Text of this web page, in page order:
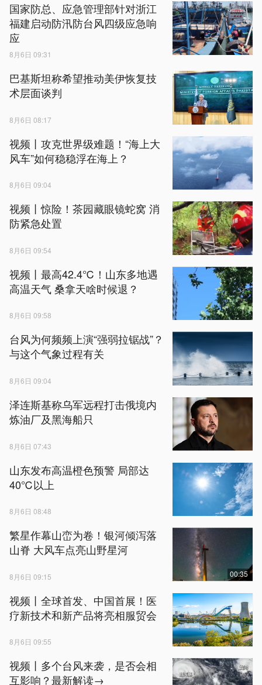
国家防总、应急管理部针对浙江
福建启动防汛防台风四级应急响
应
8月6日 09:31
巴基斯坦称希望推动美伊恢复技
术层面谈判
8月6日 08:17
视频丨攻克世界级难题！“海上大
风车”如何稳稳浮在海上？
8月6日 09:04
视频丨惊险！茶园藏眼镜蛇窝 消
防紧急处置
8月6日 09:54
视频丨最高42.4℃！山东多地遇
高温天气 桑拿天啥时候退？
8月6日 09:58
台风为何频频上演“强弱拉锯战”？
与这个气象过程有关
8月6日 09:04
泽连斯基称乌军远程打击俄境内
炼油厂及黑海船只
8月6日 07:43
山东发布高温橙色预警 局部达
40℃以上
8月6日 08:48
繁星作幕山峦为卷！银河倾泻落
山脊 大风车点亮山野星河
8月6日 09:15 00:35
视频丨全球首发、中国首展！医
疗新技术和新产品将亮相服贸会
8月6日 09:55
视频丨多个台风来袭，是否会相
互影响？最新解读→